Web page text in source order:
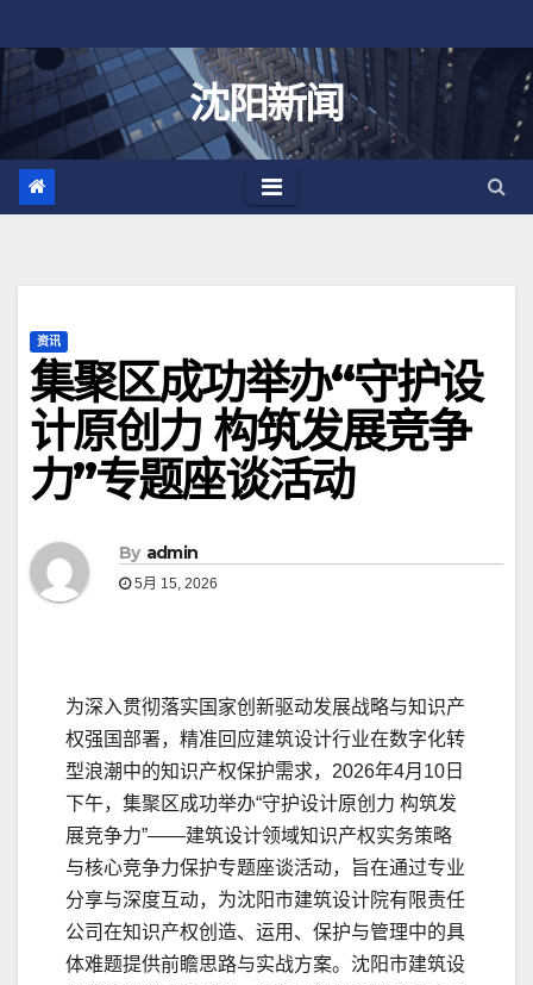
至
沈阳新闻
资讯
集聚区成功举办“守护设
计原创力 构筑发展竞争
力”专题座谈活动
By admin
5月 15, 2026
为深入贯彻落实国家创新驱动发展战略与知识产
权强国部署，精准回应建筑设计行业在数字化转
型浪潮中的知识产权保护需求，2026年4月10日
下午，集聚区成功举办“守护设计原创力 构筑发
展竞争力”——建筑设计领域知识产权实务策略
与核心竞争力保护专题座谈活动，旨在通过专业
分享与深度互动，为沈阳市建筑设计院有限责任
公司在知识产权创造、运用、保护与管理中的具
体难题提供前瞻思路与实战方案。沈阳市建筑设